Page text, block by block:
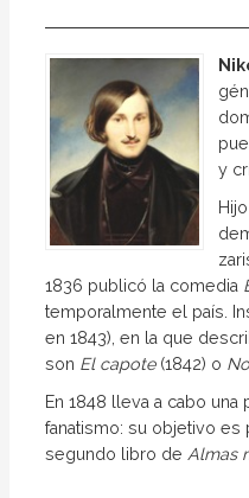
y
1836 publicó la comedia
temporalmente el país.
en 1843), en la que
son El capote (1842) o
En 1848 lleva a cabo
fanatismo: su objetivo es
segundo libro de Almas